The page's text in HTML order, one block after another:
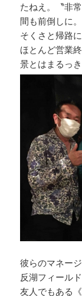
たねえ。〝非
間も前倒しに
そくさと帰路
ほとんど営業
景とはまるっ
彼らのマネー
反湖フィール
友人でもある